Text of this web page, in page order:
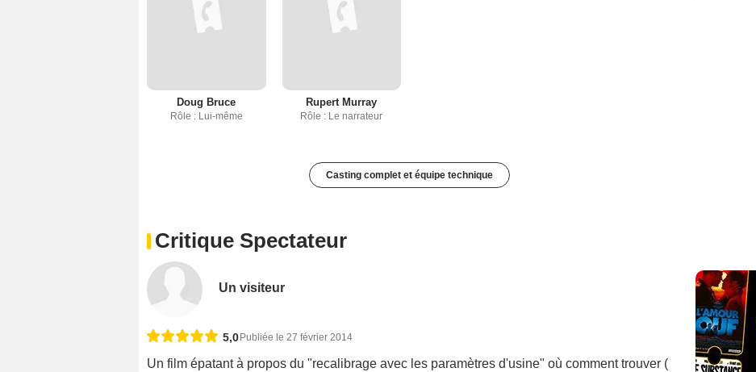
Doug Bruce
Rôle : Lui-même
Rupert Murray
Rôle : Le narrateur
Casting complet et équipe technique
Critique Spectateur
Un visiteur
5,0 Publiée le 27 février 2014
Un film épatant à propos du "recalibrage avec les paramètres d'usine" où comment trouver (